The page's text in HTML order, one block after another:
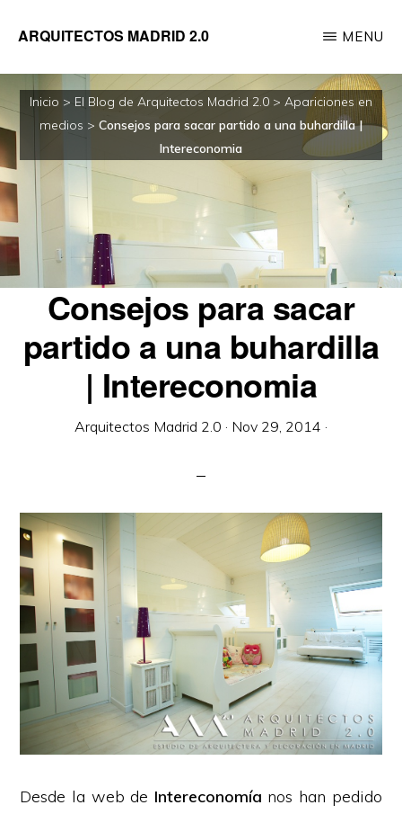
contenido
principal
ARQUITECTOS MADRID 2.0
de
reformas
de
viviendas
dirigida
por
Arquitectos
MENU
Inicio > El Blog de Arquitectos Madrid 2.0 > Apariciones en
medios > Consejos para sacar partido a una buhardilla |
Intereconomia
Consejos para sacar
partido a una buhardilla
| Intereconomia
Arquitectos Madrid 2.0 · Nov 29, 2014 ·
Desde la web de Intereconomía nos han pedido